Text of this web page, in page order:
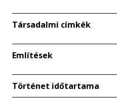
Társadalmi címkék
Említések
Történet időtartama